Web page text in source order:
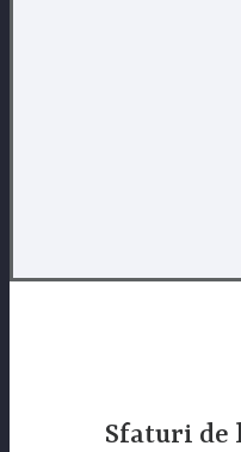
Sfaturi de